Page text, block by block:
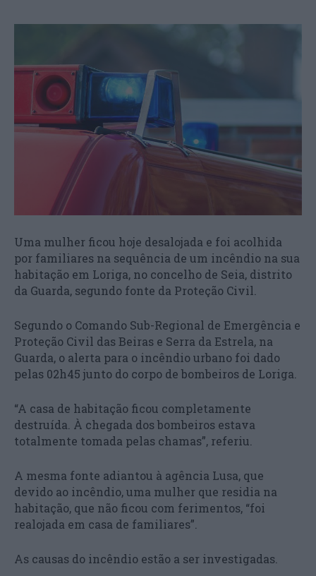
Uma mulher ficou hoje desalojada e foi acolhida
por familiares na sequência de um incêndio na sua
habitação em Loriga, no concelho de Seia, distrito
da Guarda, segundo fonte da Proteção Civil.
Segundo o Comando Sub-Regional de Emergência e
Proteção Civil das Beiras e Serra da Estrela, na
Guarda, o alerta para o incêndio urbano foi dado
pelas 02h45 junto do corpo de bombeiros de Loriga.
“A casa de habitação ficou completamente
destruída. À chegada dos bombeiros estava
totalmente tomada pelas chamas”, referiu.
A mesma fonte adiantou à agência Lusa, que
devido ao incêndio, uma mulher que residia na
habitação, que não ficou com ferimentos, “foi
realojada em casa de familiares”.
As causas do incêndio estão a ser investigadas.